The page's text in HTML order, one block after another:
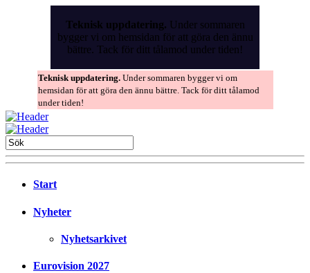
Teknisk uppdatering. Under sommaren
bygger vi om hemsidan för att göra den ännu
bättre. Tack för ditt tålamod under tiden!
Teknisk uppdatering. Under sommaren bygger vi om
hemsidan för att göra den ännu bättre. Tack för ditt tålamod
under tiden!
Start
Nyheter
Nyhetsarkivet
Eurovision 2027